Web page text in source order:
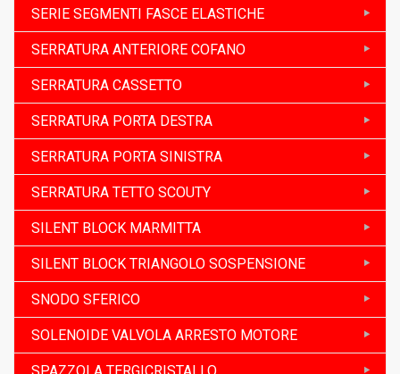
SERIE SEGMENTI FASCE ELASTICHE
SERRATURA ANTERIORE COFANO
SERRATURA CASSETTO
SERRATURA PORTA DESTRA
SERRATURA PORTA SINISTRA
SERRATURA TETTO SCOUTY
SILENT BLOCK MARMITTA
SILENT BLOCK TRIANGOLO SOSPENSIONE
SNODO SFERICO
SOLENOIDE VALVOLA ARRESTO MOTORE
SPAZZOLA TERGICRISTALLO